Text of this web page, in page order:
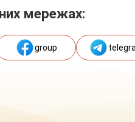
мережах:
group